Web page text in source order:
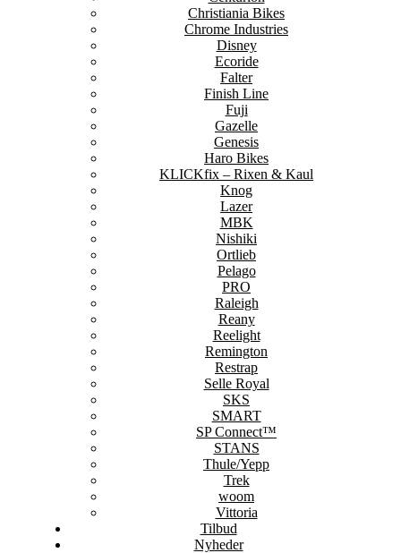
Christiania Bikes
Chrome Industries
Disney
Ecoride
Falter
Finish Line
Fuji
Gazelle
Genesis
Haro Bikes
KLICKfix – Rixen & Kaul
Knog
Lazer
MBK
Nishiki
Ortlieb
Pelago
PRO
Raleigh
Reany
Reelight
Remington
Restrap
Selle Royal
SKS
SMART
SP Connect™
STANS
Thule/Yepp
Trek
woom
Vittoria
Tilbud
Nyheder